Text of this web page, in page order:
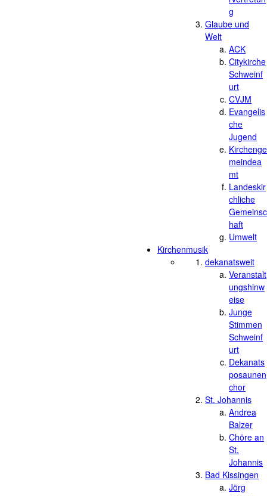
g
Glaube und
Welt
ACK
Citykirche
Schweinf
urt
CVJM
Evangelis
che
Jugend
Kirchenge
meindea
mt
Landeskir
chliche
Gemeinsc
haft
Umwelt
Kirchenmusik
dekanatsweit
Veranstalt
ungshinw
eise
Junge
Stimmen
Schweinf
urt
Dekanats
posaunen
chor
St. Johannis
Andrea
Balzer
Chöre an
St.
Johannis
Bad Kissingen
Jörg